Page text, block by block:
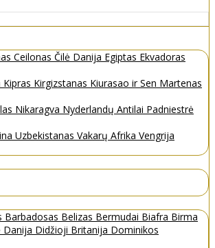
Ceilonas Čilė Danija Egiptas Ekvadoras
Kipras Kirgizstanas Kiurasao ir Sen Martenas
Nikaragva Nyderlandų Antilai Padniestrė
Uzbekistanas Vakarų Afrika Vengrija
Barbadosas Belizas Bermudai Biafra Birma
Danija Didžioji Britanija Dominikos